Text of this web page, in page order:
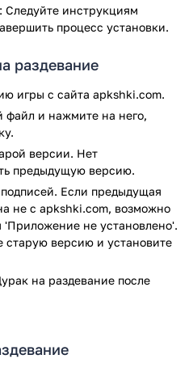
хочет ненадолго отвлечься и
по всем последним
не выявлено.
Следуйте инструкциям
процесс установки.
раздевание
игры с сайта apkshki.com.
файл и нажмите на него,
версии. Нет
предыдущую версию.
Если предыдущая
не с apkshki.com, возможно
'Приложение не установлено'.
старую версию и установите
на раздевание после